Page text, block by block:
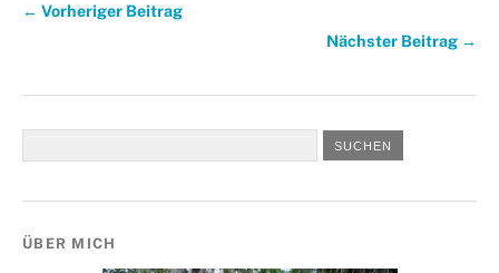
← Vorheriger Beitrag
Nächster Beitrag →
ÜBER MICH